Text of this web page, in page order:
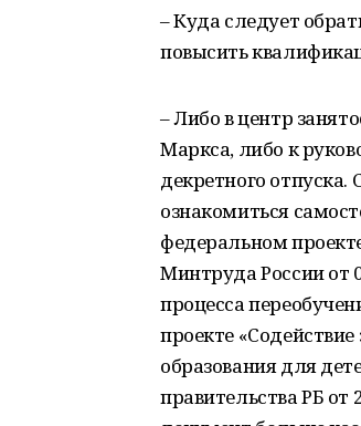
– Куда следует
повысить
– Либо в центр
Маркса, либо к
декретного
ознакомиться
федеральном
Минтруда России от
процесса
проекте
образования для
правительства РБ от